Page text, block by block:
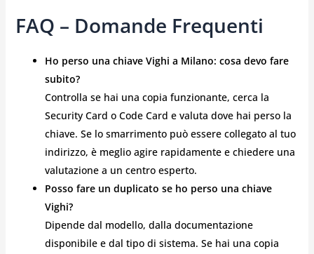
FAQ – Domande Frequenti
Ho perso una chiave Vighi a Milano: cosa devo fare
subito?
Controlla se hai una copia funzionante, cerca la
Security Card o Code Card e valuta dove hai perso la
chiave. Se lo smarrimento può essere collegato al tuo
indirizzo, è meglio agire rapidamente e chiedere una
valutazione a un centro esperto.
Posso fare un duplicato se ho perso una chiave
Vighi?
Dipende dal modello, dalla documentazione
disponibile e dal tipo di sistema. Se hai una copia